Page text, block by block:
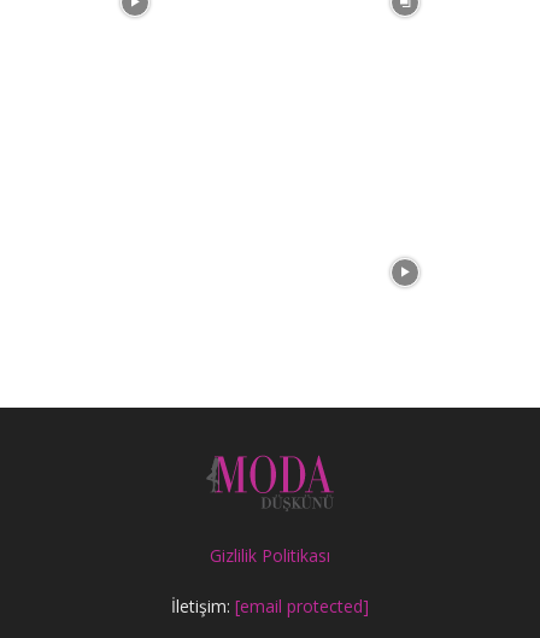
Gizlilik Politikası
İletişim: [email protected]